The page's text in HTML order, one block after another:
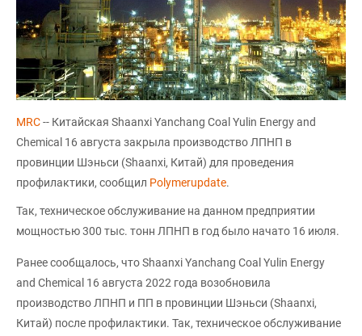
MRC-- Китайская Shaanxi Yanchang Coal Yulin Energy and
Chemical 16 августа закрыла производство ЛПНП в
провинции Шэньси (Shaanxi, Китай) для проведения
профилактики, сообщил Polymerupdate.
Так, техническое обслуживание на данном предприятии
мощностью 300 тыс. тонн ЛПНП в год было начато 16 июля.
Ранее сообщалось, что Shaanxi Yanchang Coal Yulin Energy
and Chemical 16 августа 2022 года возобновила
производство ЛПНП и ПП в провинции Шэньси (Shaanxi,
Китай) после профилактики. Так, техническое обслуживание